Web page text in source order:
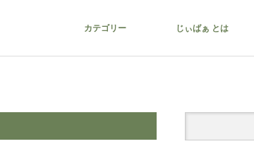
カテゴリー じぃばぁ とは